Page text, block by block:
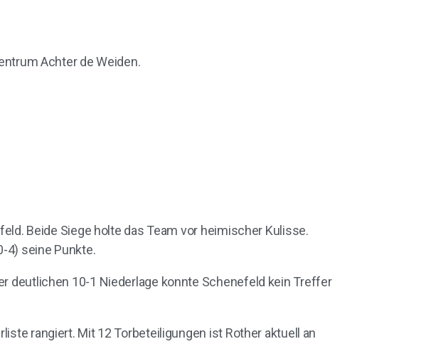
Achter de Weiden.
Beide Siege holte das Team vor heimischer Kulisse.
4) seine Punkte.
deutlichen 10-1 Niederlage konnte Schenefeld kein Treffer
rangiert. Mit 12 Torbeteiligungen ist Rother aktuell an